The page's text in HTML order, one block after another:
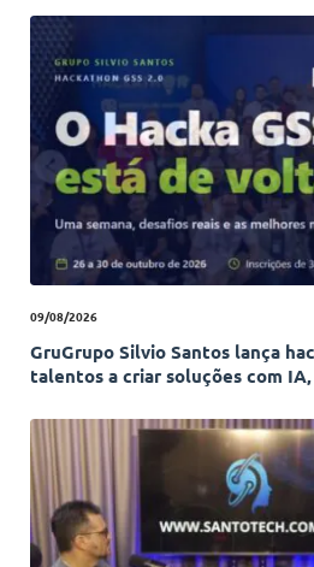
09/08/2026
GruGrupo Silvio Santos lança
talentos a criar soluções com